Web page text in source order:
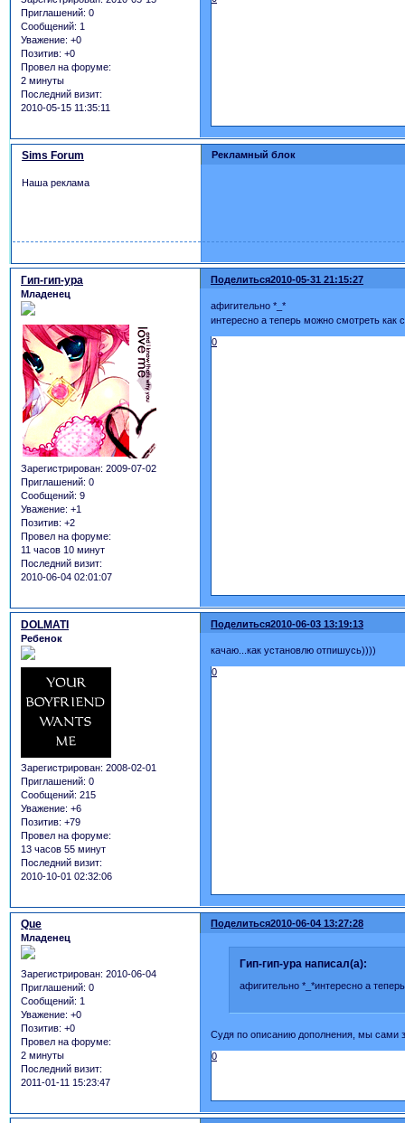
Приглашений: 0
Сообщений: 1
Уважение: +0
Позитив: +0
Провел на форуме:
2 минуты
Последний визит:
2010-05-15 11:35:11
Рекламный блок
Sims Forum
Наша реклама
Поделиться2010-05-31 21:15:27
Гип-гип-ура
Младенец
Зарегистрирован: 2009-07-02
Приглашений: 0
Сообщений: 9
Уважение: +1
Позитив: +2
Провел на форуме:
11 часов 10 минут
Последний визит:
2010-06-04 02:01:07
афигительно *_*
интересно а теперь можно смотреть как
0
Поделиться2010-06-03 13:19:13
DOLMATI
Ребенок
Зарегистрирован: 2008-02-01
Приглашений: 0
Сообщений: 215
Уважение: +6
Позитив: +79
Провел на форуме:
13 часов 55 минут
Последний визит:
2010-10-01 02:32:06
качаю...как установлю отпишусь))))
0
Поделиться2010-06-04 13:27:28
Que
Младенец
Зарегистрирован: 2010-06-04
Приглашений: 0
Сообщений: 1
Уважение: +0
Позитив: +0
Провел на форуме:
2 минуты
Последний визит:
2011-01-11 15:23:47
Гип-гип-ура написал(а):
афигительно *_*интересно а
Судя по описанию дополнения, мы сами
0